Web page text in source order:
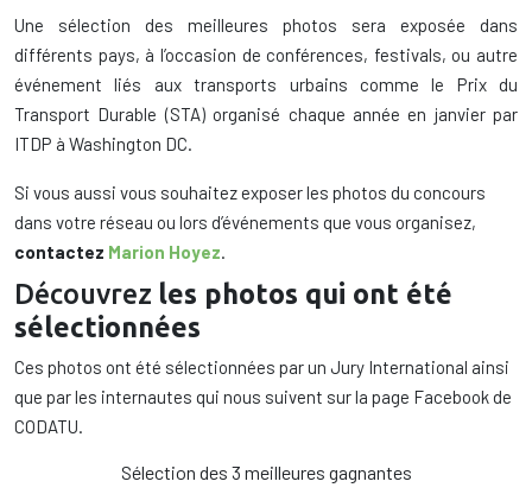
Une sélection des meilleures photos sera exposée dans
différents pays, à l’occasion de conférences, festivals, ou autre
événement liés aux transports urbains comme le Prix du
Transport Durable (STA) organisé chaque année en janvier par
ITDP à Washington DC.
Si vous aussi vous souhaitez exposer les photos du concours
dans votre réseau ou lors d’événements que vous organisez,
contactez Marion Hoyez.
Découvrez les photos qui ont été
sélectionnées
Ces photos ont été sélectionnées par un Jury International ainsi
que par les internautes qui nous suivent sur la page Facebook de
CODATU.
Sélection des 3 meilleures gagnantes